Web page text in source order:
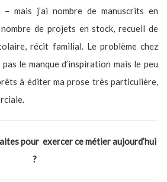
mais j’ai nombre de manuscrits en
de projets en stock, recueil de
récit familial. Le problème chez
le manque d’inspiration mais le peu
à éditer ma prose très particulière,
pour exercer ce métier aujourd’hui
?